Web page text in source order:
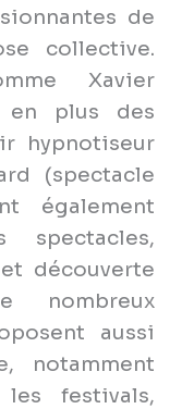
de
collective.
Xavier
en plus des
hypnotiseur
(spectacle
également
spectacles,
découverte
nombreux
aussi
notamment
festivals,